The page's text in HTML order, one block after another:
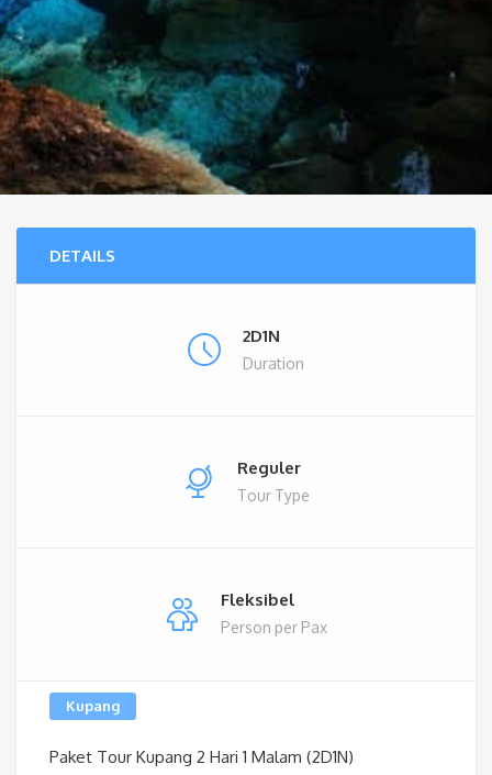
DETAILS
2D1N
Duration
Reguler
Tour Type
Fleksibel
Person per Pax
Kupang
Paket Tour Kupang 2 Hari 1 Malam (2D1N)